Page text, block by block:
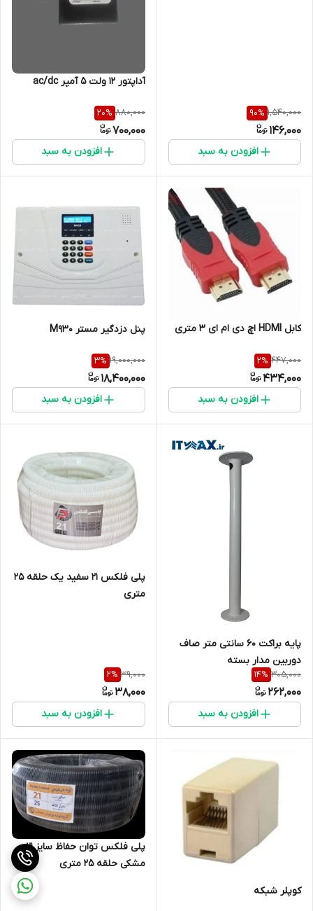
1,540,000
90%
146,000
افزودن به سبد
آداپتور 12 ولت 5 آمپر ac/dc
880,000
20%
700,000
افزودن به سبد
کابل HDMI اچ دی ام ای 3 متری
447,000
2%
434,000
افزودن به سبد
پنل دزدگیر مستر M930
19,000,000
3%
18,400,000
افزودن به سبد
پایه براکت 60 سانتی متر صاف
دوربین مدار بسته
305,000
14%
262,000
افزودن به سبد
پلی فلکس 21 سفید یک حلقه 25
متری
39,000
2%
38,000
افزودن به سبد
کوپلر شبکه
پلی فلکس توان حفاظ سایز 21
مشکی حلقه 25 متری